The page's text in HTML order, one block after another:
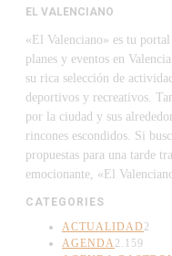
EL VALENCIANO
«El Valenciano» es tu
planes y eventos en
su rica selección de
deportivos y recreativos.
por la ciudad y sus
rincones escondidos. Si
propuestas para una tarde
emocionante, «El
CATEGORIES
ACTUALIDAD 2
AGENDA 2.159